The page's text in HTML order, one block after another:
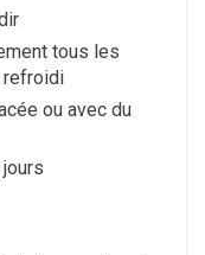
tous les
refroidi
ou avec du